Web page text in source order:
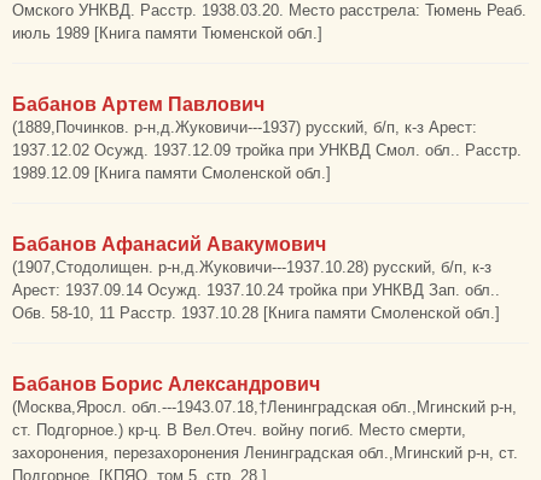
Омского УНКВД. Расстр. 1938.03.20. Место расстрела: Тюмень Реаб.
июль 1989 [Книга памяти Тюменской обл.]
Бабанов Артем Павлович
(1889,Починков. р-н,д.Жуковичи---1937) русский, б/п, к-з Арест:
1937.12.02 Осужд. 1937.12.09 тройка при УНКВД Смол. обл.. Расстр.
1989.12.09 [Книга памяти Смоленской обл.]
Бабанов Афанасий Авакумович
(1907,Стодолищен. р-н,д.Жуковичи---1937.10.28) русский, б/п, к-з
Арест: 1937.09.14 Осужд. 1937.10.24 тройка при УНКВД Зап. обл..
Обв. 58-10, 11 Расстр. 1937.10.28 [Книга памяти Смоленской обл.]
Бабанов Борис Александрович
(Москва,Яросл. обл.---1943.07.18,†Ленинградская обл.,Мгинский р-н,
ст. Подгорное.) кр-ц. В Вел.Отеч. войну погиб. Место смерти,
захоронения, перезахоронения Ленинградская обл.,Мгинский р-н, ст.
Подгорное. [КПЯО, том 5, стр. 28.]